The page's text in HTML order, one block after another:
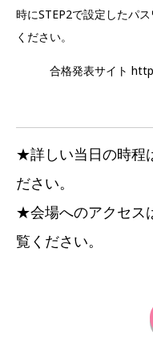
時にSTEP2で設定したパ
ください。
合格発表サイト
★詳しい当日の時程
ださい。
★会場へのアクセス
覧ください。